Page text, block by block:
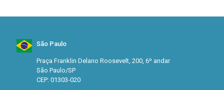
São Paulo
Praça Franklin Delano Roosevelt, 200, 6º andar
São Paulo/SP
CEP: 01303-020